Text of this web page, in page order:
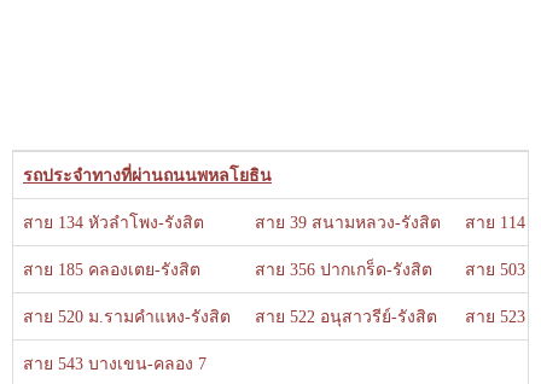
รถประจำทางที่ผ่านถนนพหลโยธิน
สาย 134 หัวลำโพง-รังสิต สาย 39 สนามหลวง-รังสิต สาย 114
สาย 185 คลองเตย-รังสิต สาย 356 ปากเกร็ด-รังสิต สาย 503
สาย 520 ม.รามคำแหง-รังสิต สาย 522 อนุสาวรีย์-รังสิต สาย 523
สาย 543 บางเขน-คลอง 7